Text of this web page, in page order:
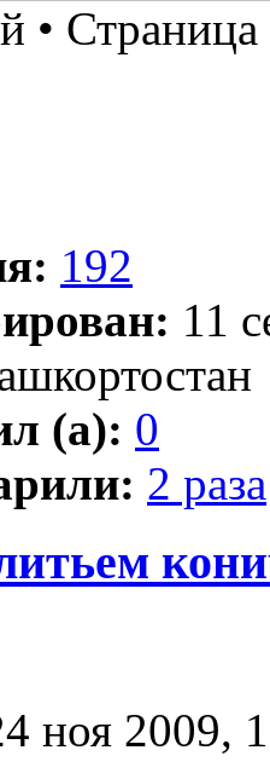
• Страница
192
11
(а): 0
2 раза
ноя 2009,